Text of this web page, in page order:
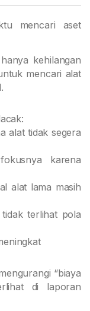
mencari aset
kehilangan
mencari alat
alat tidak segera
karena
alat lama masih
terlihat pola
“biaya
di laporan